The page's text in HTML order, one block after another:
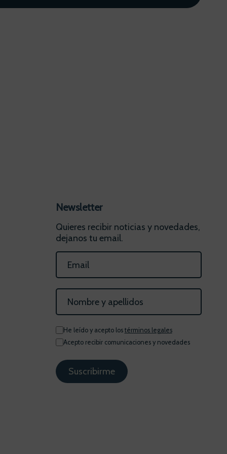
Newsletter
Quieres recibir noticias y novedades,
dejanos tu email.
He leído y acepto los términos legales
Acepto recibir comunicaciones y novedades